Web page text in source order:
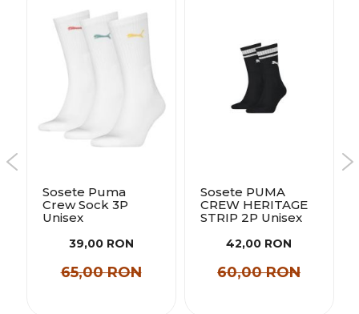
Sosete Puma
Crew Sock 3P
Unisex
39,00 RON
65,00 RON
Sosete PUMA
CREW HERITAGE
STRIP 2P Unisex
42,00 RON
60,00 RON